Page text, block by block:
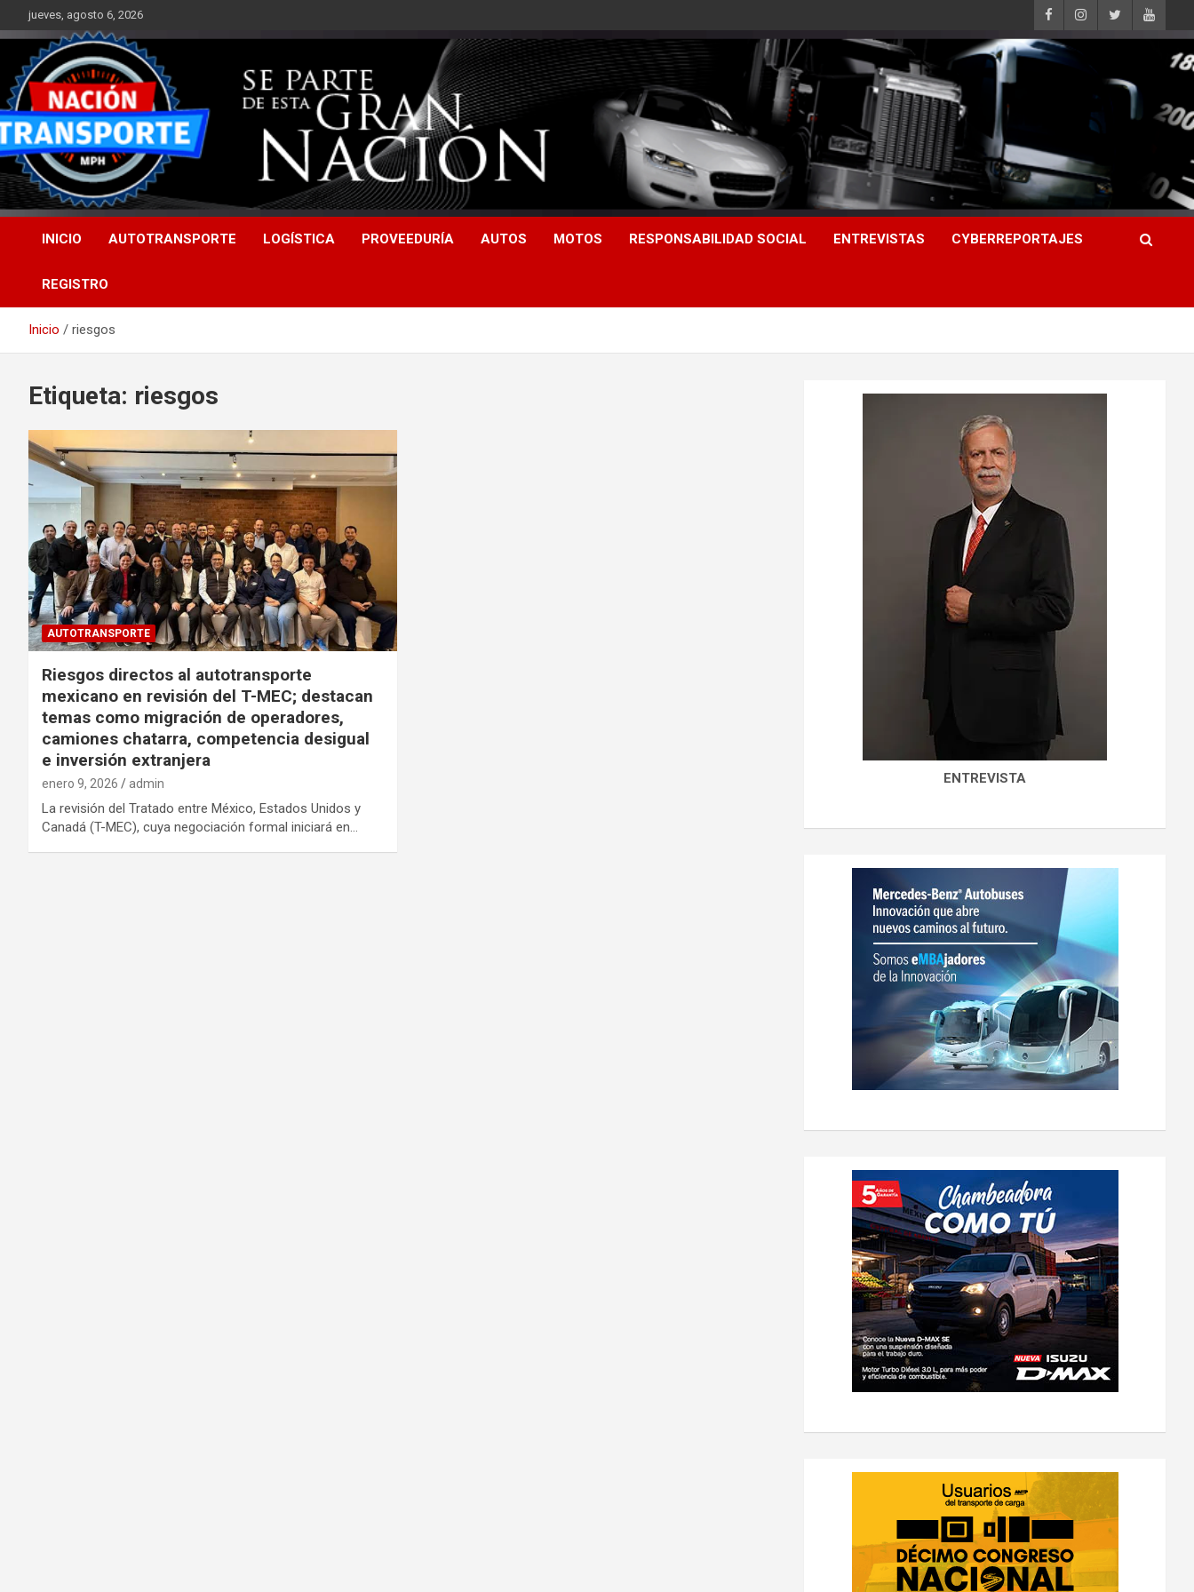
Saltar
al
contenido
jueves, agosto 6, 2026
INICIO AUTOTRANSPORTE LOGÍSTICA PROVEEDURÍA AUTOS MOTOS RESPONSABILIDAD SOCIAL ENTREVISTAS CYBERREPORTAJES
REGISTRO
Inicio riesgos
Etiqueta: riesgos
AUTOTRANSPORTE
Riesgos directos al autotransporte
mexicano en revisión del T-MEC; destacan
temas como migración de operadores,
camiones chatarra, competencia desigual
e inversión extranjera
enero 9, 2026 admin
La revisión del Tratado entre México, Estados Unidos y
Canadá (T-MEC), cuya negociación formal iniciará en…
ENTREVISTA